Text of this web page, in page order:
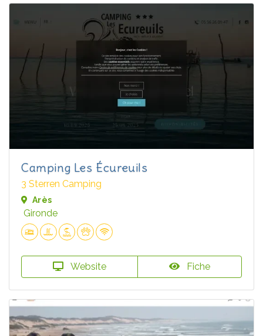
Camping Les Écureuils
3 Sterren Camping
Arès
Gironde
Website Fiche